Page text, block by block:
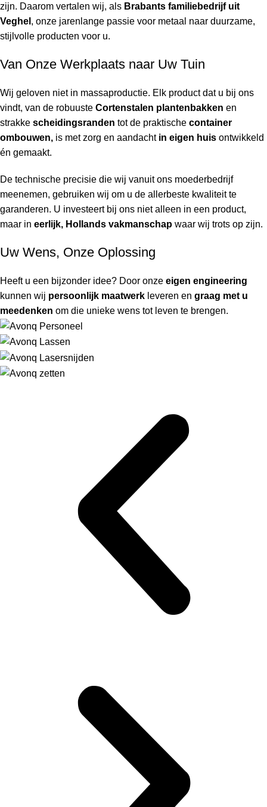
zijn. Daarom vertalen wij, als Brabants familiebedrijf uit
Veghel , onze jarenlange passie voor metaal naar duurzame,
stijlvolle producten voor u.
Van Onze Werkplaats naar Uw Tuin
Wij geloven niet in massaproductie. Elk product dat u bij ons
vindt, van de robuuste Cortenstalen plantenbakken en
strakke scheidingsranden tot de praktische container
ombouwen, is met zorg en aandacht in eigen huis ontwikkeld
én gemaakt.
De technische precisie die wij vanuit ons moederbedrijf
meenemen, gebruiken wij om u de allerbeste kwaliteit te
garanderen. U investeert bij ons niet alleen in een product,
maar in eerlijk, Hollands vakmanschap waar wij trots op zijn.
Uw Wens, Onze Oplossing
Heeft u een bijzonder idee? Door onze eigen engineering
kunnen wij persoonlijk maatwerk leveren en graag met u
meedenken om die unieke wens tot leven te brengen.